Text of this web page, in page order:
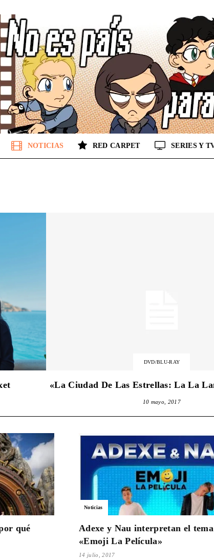
Cinéfilos
NOTICIAS RED CARPET SERIES Y
DVD/BLU-RAY
«La Ciudad De Las Estrellas: La La
10 mayo, 2017
qué
Noticias
Adexe y Nau interpretan el
«Emoji La Película»
14 julio, 2017